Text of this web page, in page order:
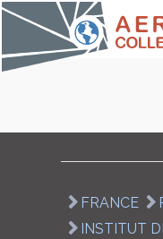
FRANCE
INSTITUT